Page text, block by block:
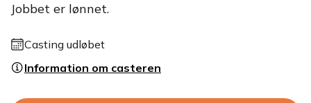
Jobbet er lønnet.
Casting udløbet
Information om casteren